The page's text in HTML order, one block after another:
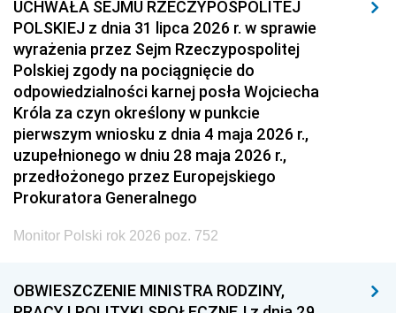
UCHWAŁA SEJMU RZECZYPOSPOLITEJ
POLSKIEJ z dnia 31 lipca 2026 r. w sprawie
wyrażenia przez Sejm Rzeczypospolitej
Polskiej zgody na pociągnięcie do
odpowiedzialności karnej posła Wojciecha
Króla za czyn określony w punkcie
pierwszym wniosku z dnia 4 maja 2026 r.,
uzupełnionego w dniu 28 maja 2026 r.,
przedłożonego przez Europejskiego
Prokuratora Generalnego
Monitor Polski rok 2026 poz. 752
OBWIESZCZENIE MINISTRA RODZINY,